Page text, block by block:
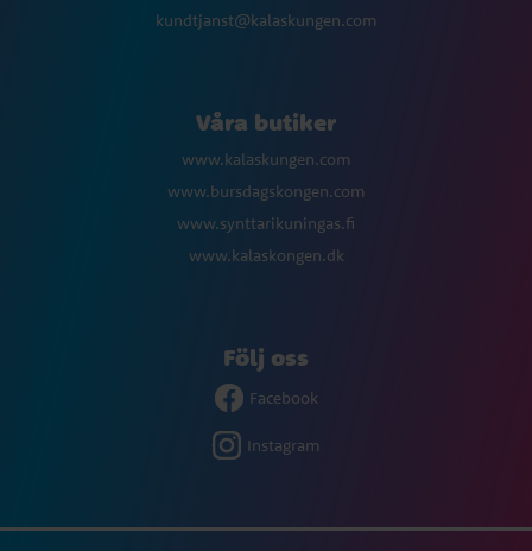
kundtjanst@kalaskungen.com
Våra butiker
www.kalaskungen.com
www.bursdagskongen.com
www.synttarikuningas.fi
www.kalaskongen.dk
Följ oss
Facebook
Instagram